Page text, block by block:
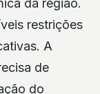
da região.
restrições
A
de
do